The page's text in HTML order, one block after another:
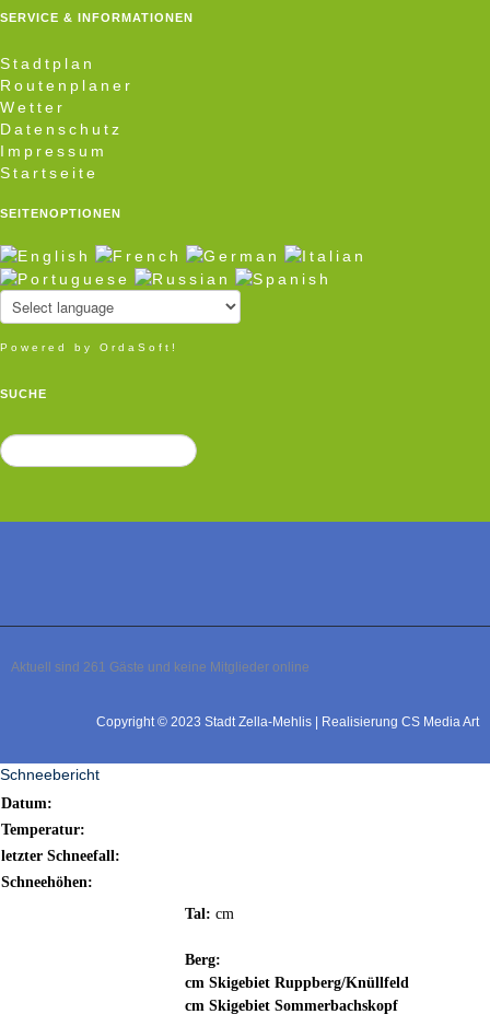
SERVICE & INFORMATIONEN
Stadtplan
Routenplaner
Wetter
Datenschutz
Impressum
Startseite
SEITENOPTIONEN
Powered by OrdaSoft!
SUCHE
Aktuell sind 261 Gäste und keine Mitglieder online
Copyright © 2023 Stadt Zella-Mehlis | Realisierung CS Media Art
Schneebericht
Datum:
Temperatur:
letzter Schneefall:
Schneehöhen:
Tal: cm
Berg:
cm Skigebiet Ruppberg/Knüllfeld
cm Skigebiet